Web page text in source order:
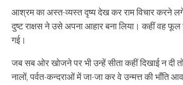
आश्रम का अस्त-व्यस्त दृष्य देख कर राम विचार करने
दुष्ट राक्षस ने उसे अपना आहार बना लिया। कहीं वह
गई।
जब सब ओर खोजने पर भी उन्हें सीता कहीं दिखाई न
नालों, पर्वत-कन्दराओं में जा-जा कर वे उन्मत्त की भाँति